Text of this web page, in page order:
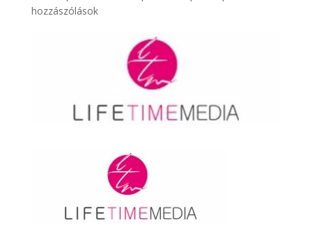
hozzászólások